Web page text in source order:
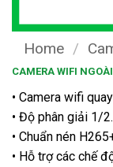
Home /
CAMERA WIFI
• Camera wifi
• Độ phân giải 1/
• Chuẩn nén
• Hỗ trợ các chế